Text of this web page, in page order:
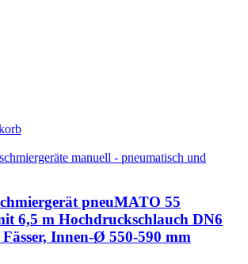
manuell - pneumatisch und
pneuMATO 55
6,5 m Hochdruckschlauch DN6
Innen-Ø 550-590 mm